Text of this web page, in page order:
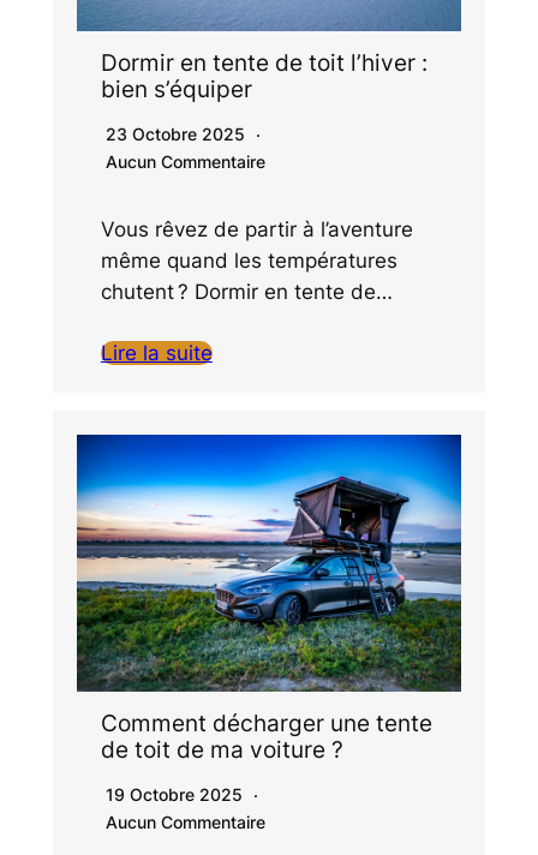
Dormir en tente de toit l’hiver :
bien s’équiper
23 Octobre 2025
Aucun Commentaire
Vous rêvez de partir à l’aventure
même quand les températures
chutent ? Dormir en tente de…
Lire la suite
Comment décharger une tente
de toit de ma voiture ?
19 Octobre 2025
Aucun Commentaire